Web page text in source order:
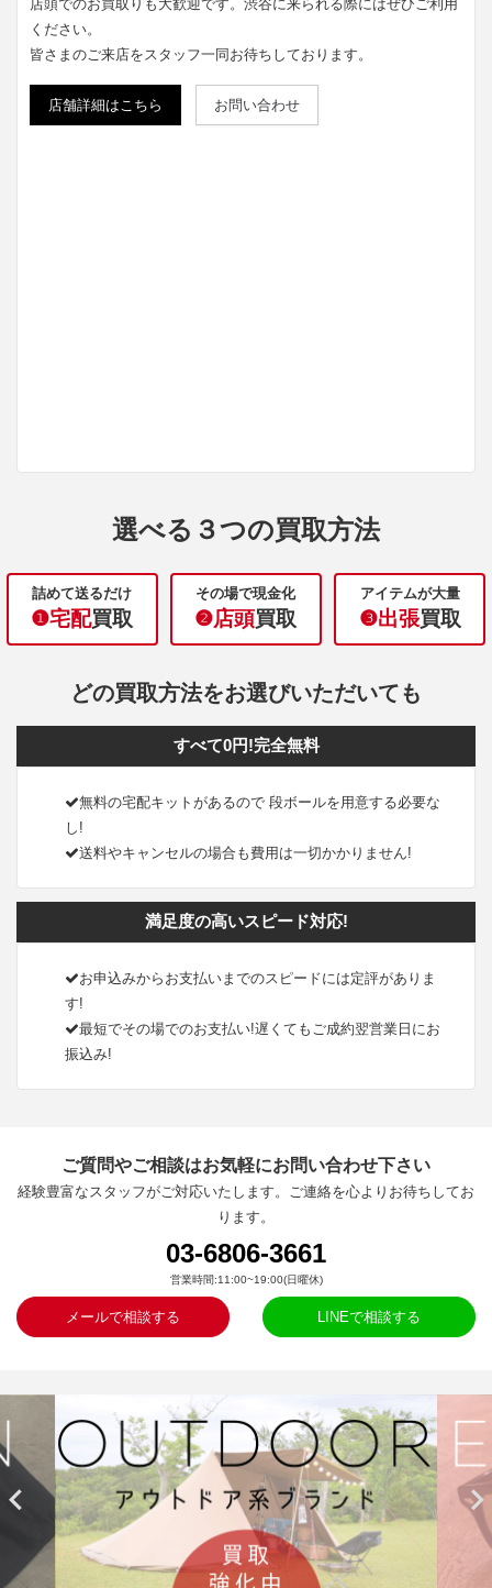
店頭でのお買取りも大歓迎です。渋谷に来られる際にはぜひご利用
ください。
皆さまのご来店をスタッフ一同お待ちしております。
店舗詳細はこちら お問い合わせ
選べる３つの買取方法
詰めて送るだけ
❶宅配買取
その場で現金化
❷店頭買取
アイテムが大量
❸出張買取
どの買取方法をお選びいただいても
すべて0円!完全無料
無料の宅配キットがあるので 段ボールを用意する必要な
し!
送料やキャンセルの場合も費用は一切かかりません!
満足度の高いスピード対応!
お申込みからお支払いまでのスピードには定評がありま
す!
最短でその場でのお支払い!遅くてもご成約翌営業日にお
振込み!
ご質問やご相談はお気軽にお問い合わせ下さい
経験豊富なスタッフがご対応いたします。ご連絡を心よりお待ちしてお
ります。
03-6806-3661
営業時間:11:00~19:00(日曜休)
メールで相談する LINEで相談する
 